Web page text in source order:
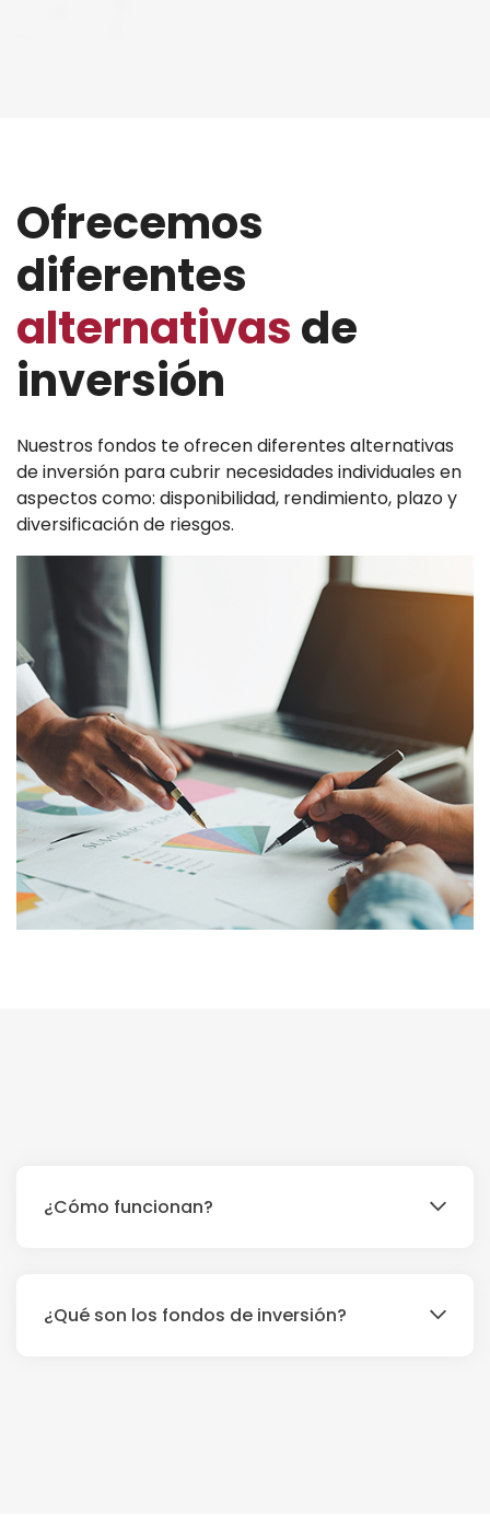
Ofrecemos
diferentes
alternativasde
inversión
Nuestros fondos te ofrecen diferentes alternativas
de inversión para cubrir necesidades individuales en
aspectos como: disponibilidad, rendimiento, plazo y
diversificación de riesgos.
¿Cómo funcionan?
¿Qué son los fondos de inversión?